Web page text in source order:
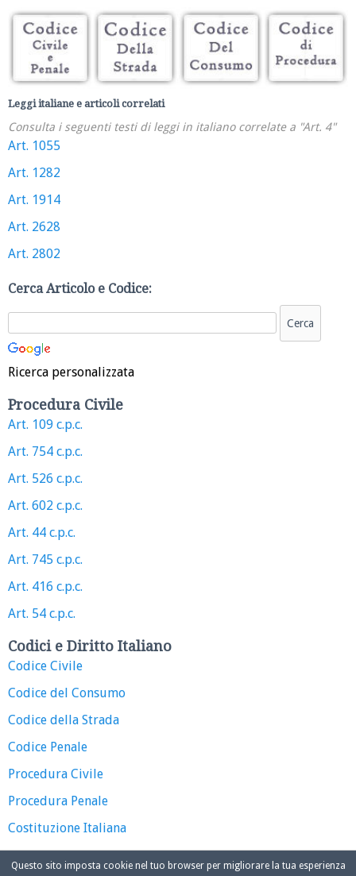
Leggi italiane e articoli correlati
Consulta i seguenti testi di leggi in italiano correlate a "Art. 4"
Art. 1055
Art. 1282
Art. 1914
Art. 2628
Art. 2802
Cerca Articolo e Codice:
Ricerca personalizzata
Procedura Civile
Art. 109 c.p.c.
Art. 754 c.p.c.
Art. 526 c.p.c.
Art. 602 c.p.c.
Art. 44 c.p.c.
Art. 745 c.p.c.
Art. 416 c.p.c.
Art. 54 c.p.c.
Codici e Diritto Italiano
Codice Civile
Codice del Consumo
Codice della Strada
Codice Penale
Procedura Civile
Procedura Penale
Costituzione Italiana
Questo sito imposta cookie nel tuo browser per migliorare la tua esperienza